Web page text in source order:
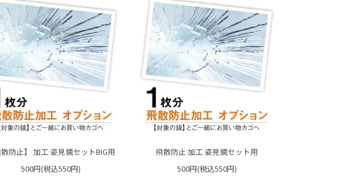
散防止】 加工 姿見鏡セットBIG用
500円(税込550円)
飛散防止 加工 姿見鏡セット用
500円(税込550円)